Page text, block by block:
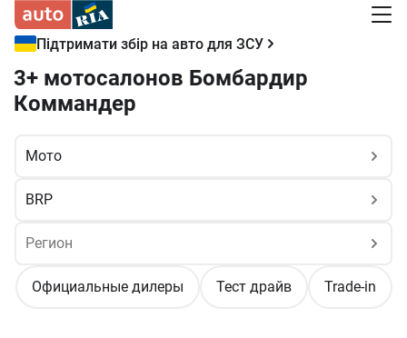
Підтримати збір на авто для ЗСУ
3+ мотосалонов Бомбардир
Коммандер
Официальные дилеры Тест драйв Trade-in